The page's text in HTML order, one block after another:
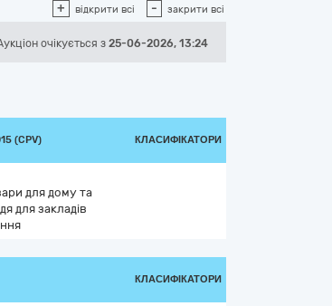
+ відкрити всі - закрити всі
очікується з 25-06-2026, 13:24
(CPV) КЛАСИФІКАТОРИ
для дому та
для закладів
КЛАСИФІКАТОРИ